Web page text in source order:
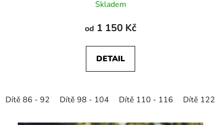
Skladem
od 1 150 Kč
DETAIL
Dítě 86 - 92 Dítě 98 - 104 Dítě 110 - 116 Dítě 122